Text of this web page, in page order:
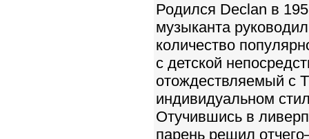
Родился Declan в
музыканта
количество
с детской
отождествляемый с
индивидуальном
Отучившись в
парень решил